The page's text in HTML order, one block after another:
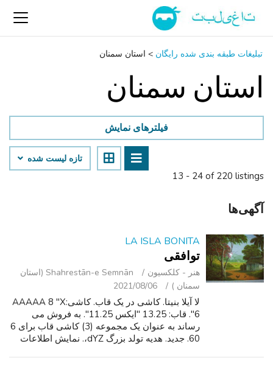
تبلیغات طبقه بندی شده رایگان > استان سمنان
استان سمنان
13 - 24 of 220 listings
فیلترهای نمایش
تازه لیست شده
آگهی‌ها
LA ISLA BONITA
توافقی
هنر - کلکسیون
Shahrestān-e Semnān (استان
سمنان )
2021/08/06
لا آیلا بنیتا. کاشی در یک قاب. کاشی:AAAAA 8 "X
6". قاب: 13.25 "ایکس 11.25". به فروش می
رساند به عنوان یک مجموعه (3) کاشی قاب برای 6
60. جدید. هدیه تولد بزرگ dYZ،. نمایش اطلاعات